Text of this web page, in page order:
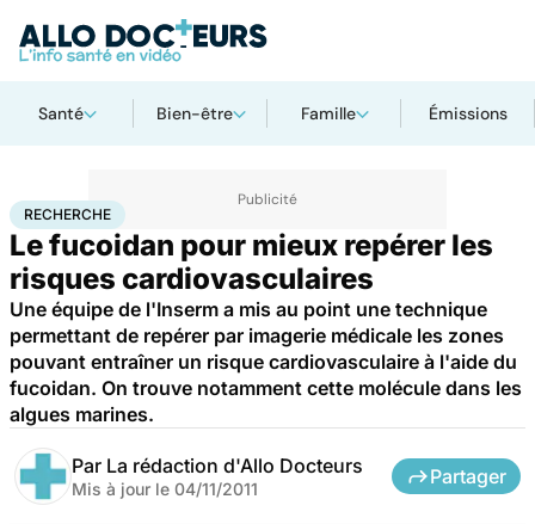
Santé Bien-être Famille Émissions
AccueilSantéMaladies Recherche
RECHERCHE
Le fucoidan pour mieux repérer les
risques cardiovasculaires
Une équipe de l'Inserm a mis au point une technique
permettant de repérer par imagerie médicale les zones
pouvant entraîner un risque cardiovasculaire à l'aide du
fucoidan. On trouve notamment cette molécule dans les
algues marines.
Par La rédaction d'Allo Docteurs
Mis à jour le 04/11/2011
Partager